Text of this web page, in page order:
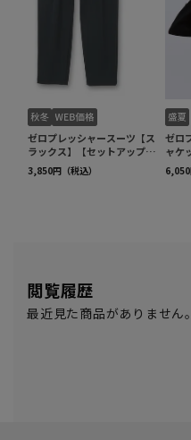
閲覧履歴
最近見た商品がありません。